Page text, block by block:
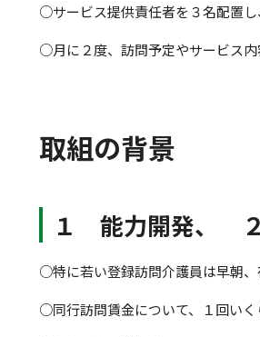
○サービス提供責任者を３名配置
○月に２度、訪問予定やサービス内
取組の背景
１ 能力開発、
○特に若い登録訪問介護員は早朝、
○同行訪問賃金について、１回いく